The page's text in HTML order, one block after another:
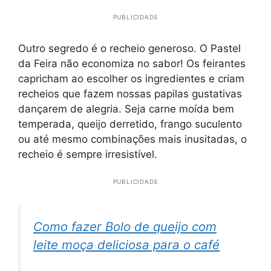
PUBLICIDADE
Outro segredo é o recheio generoso. O Pastel
da Feira não economiza no sabor! Os feirantes
capricham ao escolher os ingredientes e criam
recheios que fazem nossas papilas gustativas
dançarem de alegria. Seja carne moída bem
temperada, queijo derretido, frango suculento
ou até mesmo combinações mais inusitadas, o
recheio é sempre irresistível.
PUBLICIDADE
Como fazer Bolo de queijo com
leite moça deliciosa para o café